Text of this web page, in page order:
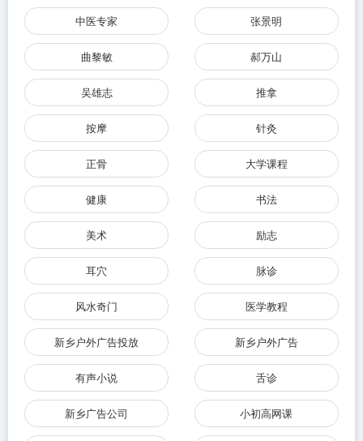
中医专家 张景明
曲黎敏 郝万山
吴雄志 推拿
按摩 针灸
正骨 大学课程
健康 书法
美术 励志
耳穴 脉诊
风水奇门 医学教程
新乡户外广告投放 新乡户外广告
有声小说 舌诊
新乡广告公司 小初高网课